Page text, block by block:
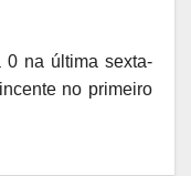
0 na última sexta-
no primeiro